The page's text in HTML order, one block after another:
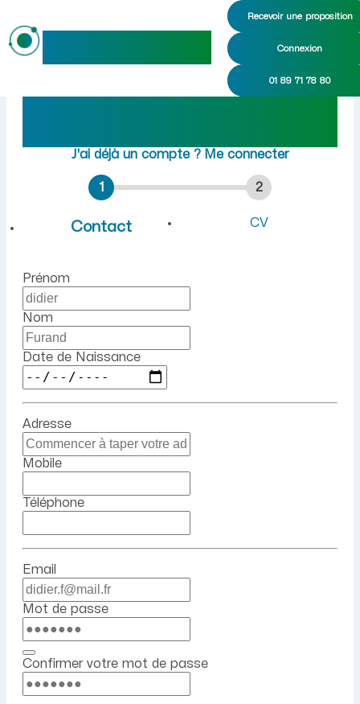
Recevoir une proposition
Connexion
01 89 71 78 80
Emploi à Grisolles (Aisne) :
Rejoindre maideoà
J'ai déjà un compte ? Me connecter
1
Contact
2
CV
Prénom
Nom
Date de Naissance
Adresse
Mobile
Téléphone
Email
Mot de passe
Confirmer votre mot de passe